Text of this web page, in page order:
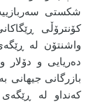
شکستی
کۆنترۆڵی
واشنتۆن لە
دەریایی و دۆلار
بازرگانی جیهانی
کەنداو لە